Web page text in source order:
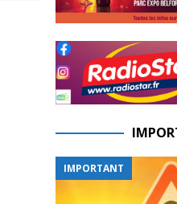
IMPORTANT